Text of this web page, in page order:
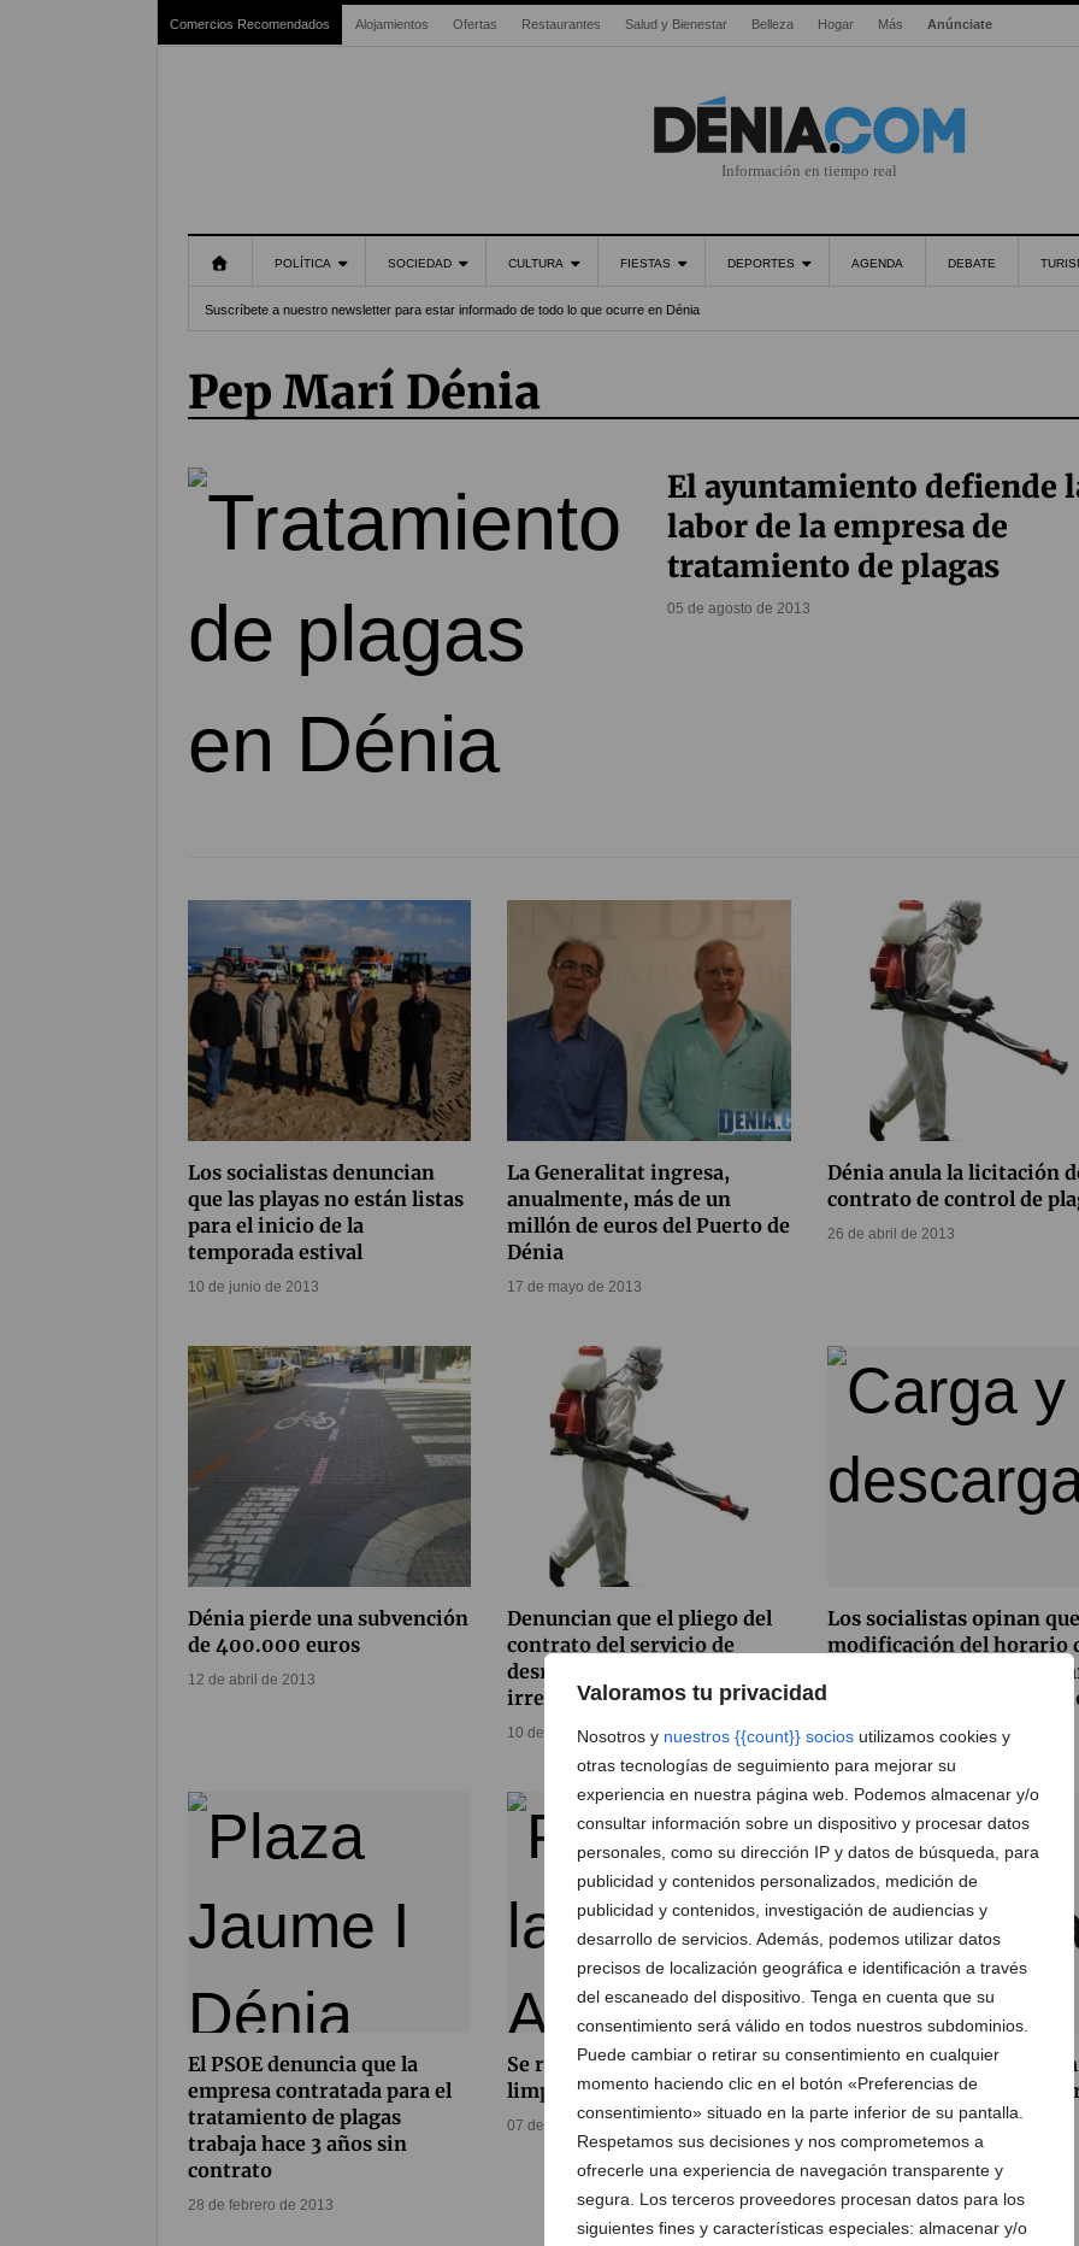
Valoramos tu privacidad
Nosotros y nuestros {{count}} socios utilizamos cookies y
otras tecnologías de seguimiento para mejorar su
experiencia en nuestra página web. Podemos almacenar y/o
consultar información sobre un dispositivo y procesar datos
personales, como su dirección IP y datos de búsqueda, para
publicidad y contenidos personalizados, medición de
publicidad y contenidos, investigación de audiencias y
desarrollo de servicios. Además, podemos utilizar datos
precisos de localización geográfica e identificación a través
del escaneado del dispositivo. Tenga en cuenta que su
consentimiento será válido en todos nuestros subdominios.
Puede cambiar o retirar su consentimiento en cualquier
momento haciendo clic en el botón «Preferencias de
consentimiento» situado en la parte inferior de su pantalla.
Respetamos sus decisiones y nos comprometemos a
ofrecerle una experiencia de navegación transparente y
segura. Los terceros proveedores procesan datos para los
siguientes fines y características especiales: almacenar y/o
Comercios Recomendados Alojamientos Ofertas Restaurantes Salud y Bienestar Belleza Hogar Más Anúnciate
Información en tiempo real
POLÍTICA SOCIEDAD CULTURA FIESTAS DEPORTES AGENDA DEBATE
Suscríbete a nuestro newsletter para estar informado de todo lo que ocurre en Dénia
Pep Marí Dénia
El ayuntamiento defiende
labor de la empresa de
tratamiento de plagas
05 de agosto de 2013
Los socialistas denuncian
que las playas no están listas
para el inicio de la
temporada estival
10 de junio de 2013
La Generalitat ingresa,
anualmente, más de un
millón de euros del Puerto de
Dénia
17 de mayo de 2013
Dénia anula la licitación
contrato de control de
26 de abril de 2013
Dénia pierde una subvención
de 400.000 euros
12 de abril de 2013
Denuncian que el pliego del
contrato del servicio de
desratización está lleno de
irregularidades
10 de abril de 2013
Los socialistas opinan
modificación del horario
carga y descarga
la imagen del casco
14 de marzo de 2013
El PSOE denuncia que la
empresa contratada para el
tratamiento de plagas
trabaja hace 3 años sin
contrato
28 de febrero de 2013
Se retrasa el servicio de
limpieza de playas en Dénia
07 de febrero de 2013
El ayuntamiento
el tiempo de la zona de
y descarga de mercancías
29 de enero de 2013